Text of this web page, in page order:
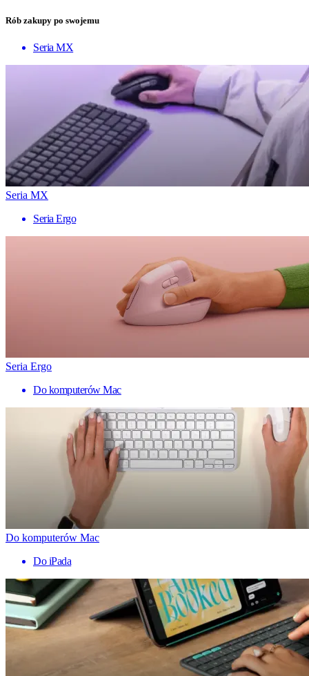
Rób zakupy po swojemu
Seria MX
Seria MX
Seria Ergo
Seria Ergo
Do komputerów Mac
Do komputerów Mac
Do iPada